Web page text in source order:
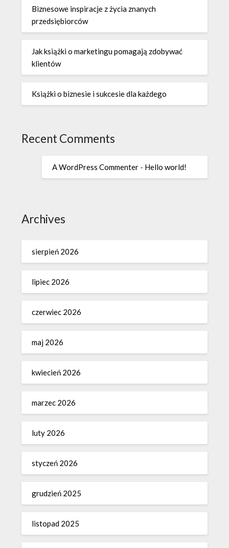
Biznesowe inspiracje z życia znanych
przedsiębiorców
Jak książki o marketingu pomagają zdobywać
klientów
Książki o biznesie i sukcesie dla każdego
Recent Comments
A WordPress Commenter - Hello world!
Archives
sierpień 2026
lipiec 2026
czerwiec 2026
maj 2026
kwiecień 2026
marzec 2026
luty 2026
styczeń 2026
grudzień 2025
listopad 2025